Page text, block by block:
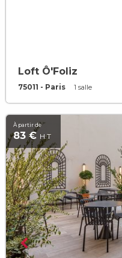
Loft Ô'Foliz
75011 - Paris 1 salle
À partir de
83 € H.T